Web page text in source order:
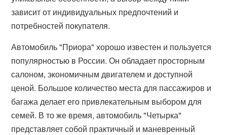
зависит от индивидуальных предпочтений и
потребностей покупателя.
Автомобиль "Приора" хорошо известен и пользуется
популярностью в России. Он обладает просторным
салоном, экономичным двигателем и доступной
ценой. Большое количество места для пассажиров и
багажа делает его привлекательным выбором для
семей. В то же время, автомобиль "Четырка"
представляет собой практичный и маневренный